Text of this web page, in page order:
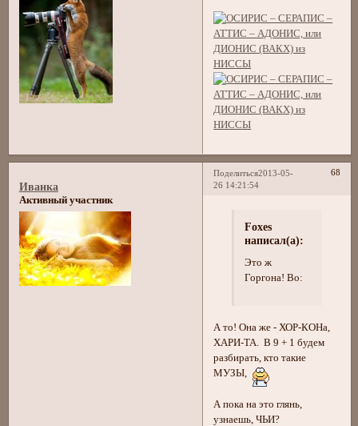
Поделиться 68
2013-05-
26 14:21:54
Иванка
Активный участник
Foxes
написал(а):
Это ж
Горгона! Во:
А то! Она же - ХОР-КОНа,
ХАРИ-ТА. В 9 + 1 будем
разбирать, кто такие
МУЗЫ,
А пока на это глянь,
узнаешь, ЧЬИ?